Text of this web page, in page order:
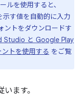
を使用すると、
す値を自動的に入力
ントをダウンロードす
Studio と Google Play
トを使用する をご覧
ます。